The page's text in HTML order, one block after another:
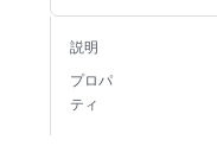
説明
プロパ
ティ